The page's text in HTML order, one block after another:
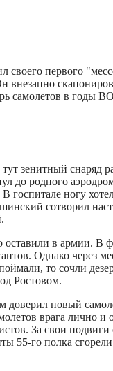
первого
внезапно
самолетов в годы
зенитный снаряд
до родного
госпитале ногу
сотворил
в армии. В
Однако через
то сочли
Ростовом.
доверил новый
врага лично
За свои
55-го полка